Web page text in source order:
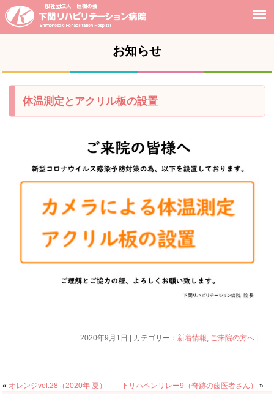
お知らせ
体温測定とアクリル板の設置
2020年9月1日 | カテゴリー： 新着情報, ご来院の方へ
« オレンジvol.28（2020年 夏） 下リハペンリレー9（奇跡の歯医者さん） »